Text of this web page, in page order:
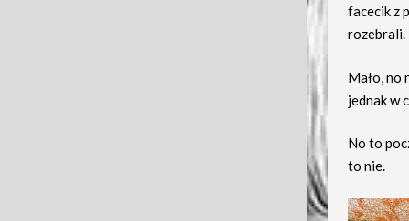
facecik z
rozebrali.
Mało, no
jednak w
No to
to nie.